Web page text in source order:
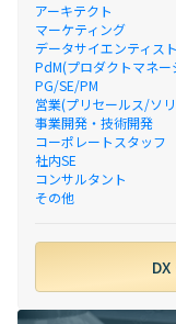
アーキテクト
マーケティング
データサイエンティス
PdM(プロダクトマネー
PG/SE/PM
営業(プリセールス/ソ
事業開発・技術開発
コーポレートスタッフ
社内SE
コンサルタント
その他